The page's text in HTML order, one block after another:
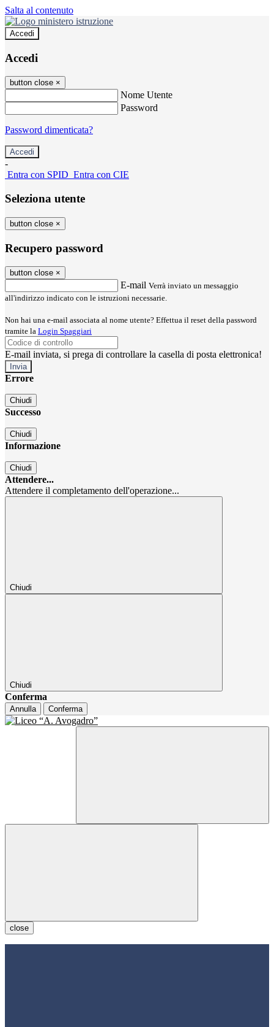
Salta al contenuto
Accedi
Accedi
button close ×
Nome Utente
Password
Password dimenticata?
-
Entra con SPID Entra con CIE
Seleziona utente
button close ×
Recupero password
button close ×
E-mail Verrà inviato un messaggio
all'indirizzo indicato con le istruzioni necessarie.
Non hai una e-mail associata al nome utente? Effettua il reset della password
tramite la Login Spaggiari
E-mail inviata, si prega di controllare la casella di posta elettronica!
Errore
Chiudi
Successo
Chiudi
Informazione
Chiudi
Attendere...
Attendere il completamento dell'operazione...
Chiudi
Chiudi
Conferma
Annulla Conferma
close